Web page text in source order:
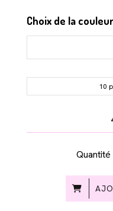
Choix de la
10
Quantité